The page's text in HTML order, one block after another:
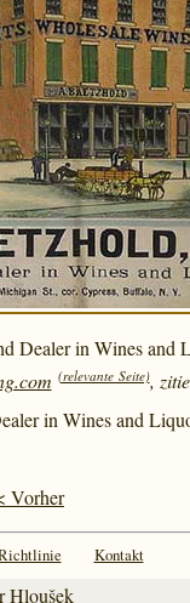
Dealer in Wines and
(relevante Seite),
in Wines and
Vorher
Kontakt
Hloušek